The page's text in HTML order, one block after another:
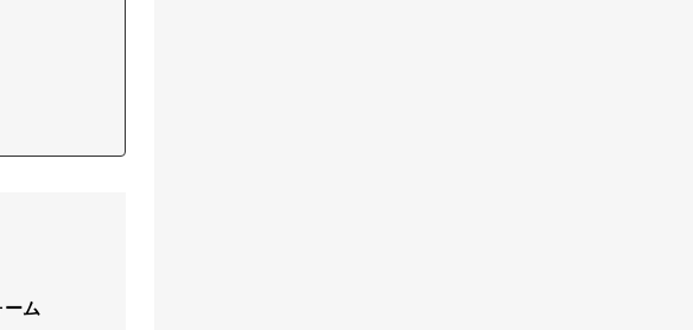
ーム